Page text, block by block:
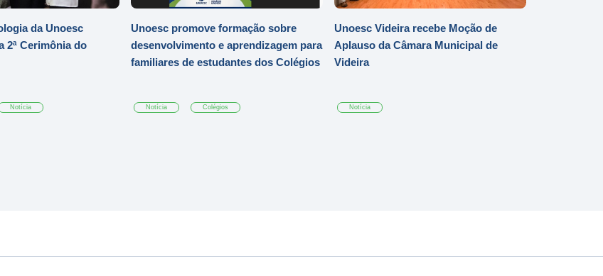
da Unoesc
2ª Cerimônia do
Notícia
Unoesc promove formação sobre
desenvolvimento e aprendizagem para
familiares de estudantes dos Colégios
Notícia Colégios
Unoesc Videira recebe Moção de
Aplauso da Câmara Municipal de
Videira
Notícia